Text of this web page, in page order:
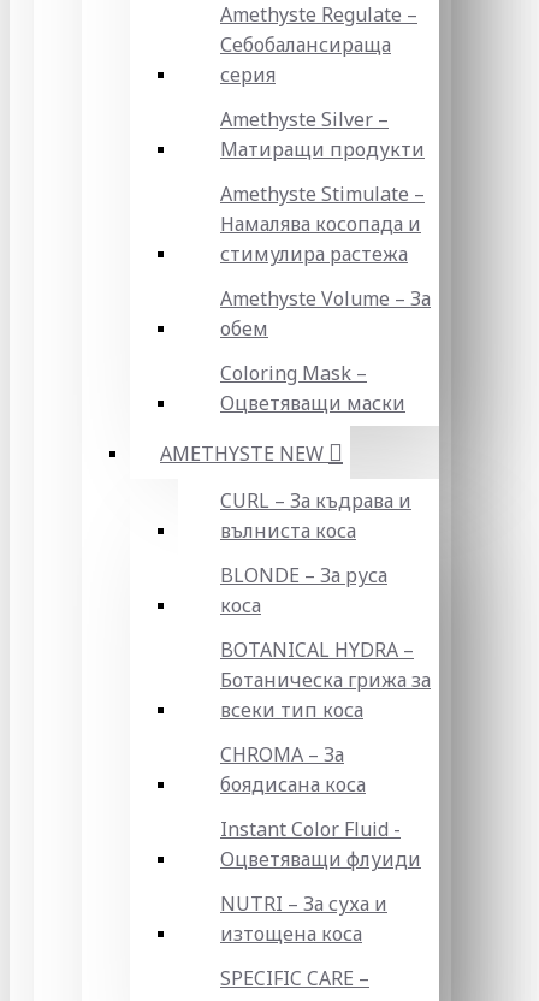
Amethyste Regulate –
Себобалансираща
серия
Amethyste Silver –
Матиращи продукти
Amethyste Stimulate –
Намалява косопада и
стимулира растежа
Amethyste Volume – За
обем
Coloring Mask –
Оцветяващи маски
AMETHYSTE NEW
CURL – За къдрава и
вълниста коса
BLONDE – За руса
коса
BOTANICAL HYDRA –
Ботаническа грижа за
всеки тип коса
CHROMA – За
боядисана коса
Instant Color Fluid -
Оцветяващи флуиди
NUTRI – За суха и
изтощена коса
SPECIFIC CARE –